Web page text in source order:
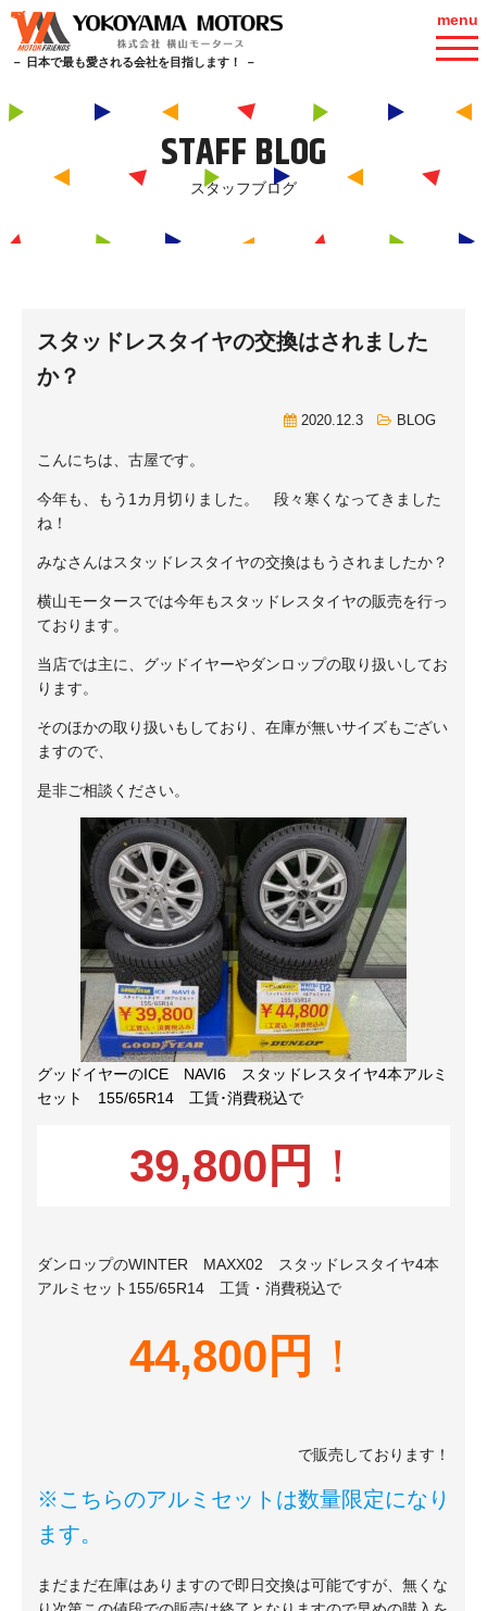
－ 日本で最も愛される会社を目指します！ －
menu
STAFF BLOG
スタッフブログ
スタッドレスタイヤの交換はされました
か？
2020.12.3 BLOG
こんにちは、古屋です。
今年も、もう1カ月切りました。 段々寒くなってきました
ね！
みなさんはスタッドレスタイヤの交換はもうされましたか？
横山モータースでは今年もスタッドレスタイヤの販売を行っ
ております。
当店では主に、グッドイヤーやダンロップの取り扱いしてお
ります。
そのほかの取り扱いもしており、在庫が無いサイズもござい
ますので、
是非ご相談ください。
グッドイヤーのICE NAVI6 スタッドレスタイヤ4本アルミ
セット 155/65R14 工賃･消費税込で
39,800円 ！
ダンロップのWINTER MAXX02 スタッドレスタイヤ4本
アルミセット155/65R14 工賃・消費税込で
44,800円 ！
で販売しております！
※こちらのアルミセットは数量限定になり
ます。
まだまだ在庫はありますので即日交換は可能ですが、無くな